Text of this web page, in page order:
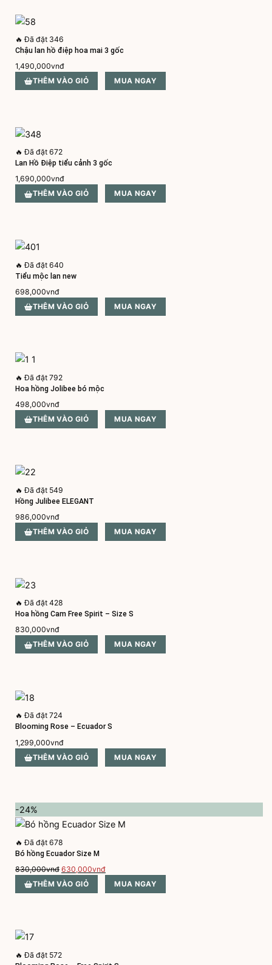
🔥 Đã đặt 346
Chậu lan hồ điệp hoa mai 3 gốc
1,490,000vnđ
THÊM VÀO GIỎ MUA NGAY
🔥 Đã đặt 672
Lan Hồ Điệp tiểu cảnh 3 gốc
1,690,000vnđ
THÊM VÀO GIỎ MUA NGAY
🔥 Đã đặt 640
Tiểu mộc lan new
698,000vnđ
THÊM VÀO GIỎ MUA NGAY
🔥 Đã đặt 792
Hoa hồng Jolibee bó mộc
498,000vnđ
THÊM VÀO GIỎ MUA NGAY
🔥 Đã đặt 549
Hồng Julibee ELEGANT
986,000vnđ
THÊM VÀO GIỎ MUA NGAY
🔥 Đã đặt 428
Hoa hồng Cam Free Spirit – Size S
830,000vnđ
THÊM VÀO GIỎ MUA NGAY
🔥 Đã đặt 724
Blooming Rose – Ecuador S
1,299,000vnđ
THÊM VÀO GIỎ MUA NGAY
-24%
🔥 Đã đặt 678
Bó hồng Ecuador Size M
830,000vnđ Giá
gốc
là:
630,000vnđGiá
hiện
tại
THÊM VÀO GIỎ MUA NGAY
🔥 Đã đặt 572